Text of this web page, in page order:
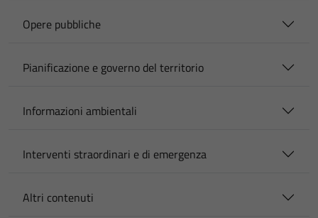
Opere pubbliche
Pianificazione e governo del territorio
Informazioni ambientali
Interventi straordinari e di emergenza
Altri contenuti